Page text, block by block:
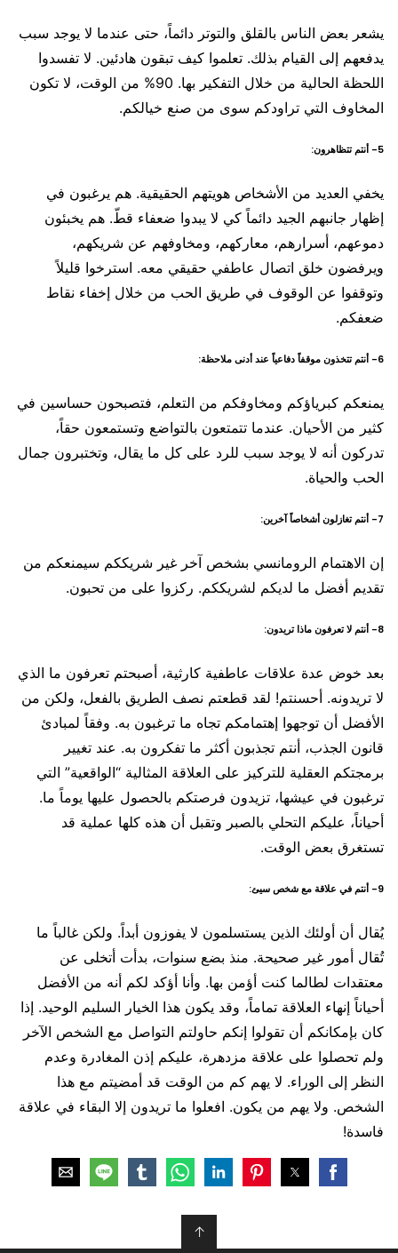
يشعر بعض الناس بالقلق والتوتر دائماً، حتى عندما لا يوجد سبب
يدفعهم إلى القيام بذلك. تعلموا كيف تبقون هادئين. لا تفسدوا
اللحظة الحالية من خلال التفكير بها. 90% من الوقت، لا تكون
المخاوف التي تراودكم سوى من صنع خيالكم.
5- أنتم تتظاهرون:
يخفي العديد من الأشخاص هويتهم الحقيقية. هم يرغبون في
إظهار جانبهم الجيد دائماً كي لا يبدوا ضعفاء قطّ. هم يخبئون
دموعهم، أسرارهم، معاركهم، ومخاوفهم عن شريكهم،
ويرفضون خلق اتصال عاطفي حقيقي معه. استرخوا قليلاً
وتوقفوا عن الوقوف في طريق الحب من خلال إخفاء نقاط
ضعفكم.
6- أنتم تتخذون موقفاً دفاعياً عند أدنى ملاحظة:
يمنعكم كبرياؤكم ومخاوفكم من التعلم، فتصبحون حساسين في
كثير من الأحيان. عندما تتمتعون بالتواضع وتستمعون حقاً،
تدركون أنه لا يوجد سبب للرد على كل ما يقال، وتختبرون جمال
الحب والحياة.
7- أنتم تغازلون أشخاصاً آخرين:
إن الاهتمام الرومانسي بشخص آخر غير شريككم سيمنعكم من
تقديم أفضل ما لديكم لشريككم. ركزوا على من تحبون.
8- أنتم لا تعرفون ماذا تريدون:
بعد خوض عدة علاقات عاطفية كارثية، أصبحتم تعرفون ما الذي
لا تريدونه. أحسنتم! لقد قطعتم نصف الطريق بالفعل، ولكن من
الأفضل أن توجهوا إهتمامكم تجاه ما ترغبون به. وفقاً لمبادئ
قانون الجذب، أنتم تجذبون أكثر ما تفكرون به. عند تغيير
برمجتكم العقلية للتركيز على العلاقة المثالية “الواقعية” التي
ترغبون في عيشها، تزيدون فرصتكم بالحصول عليها يوماً ما.
أحياناً، عليكم التحلي بالصبر وتقبل أن هذه كلها عملية قد
تستغرق بعض الوقت.
9- أنتم في علاقة مع شخص سيئ:
يُقال أن أولئك الذين يستسلمون لا يفوزون أبداً. ولكن غالباً ما
تُقال أمور غير صحيحة. منذ بضع سنوات، بدأت أتخلى عن
معتقدات لطالما كنت أؤمن بها. وأنا أؤكد لكم أنه من الأفضل
أحياناً إنهاء العلاقة تماماً، وقد يكون هذا الخيار السليم الوحيد. إذا
كان بإمكانكم أن تقولوا إنكم حاولتم التواصل مع الشخص الآخر
ولم تحصلوا على علاقة مزدهرة، عليكم إذن المغادرة وعدم
النظر إلى الوراء. لا يهم كم من الوقت قد أمضيتم مع هذا
الشخص. ولا يهم من يكون. افعلوا ما تريدون إلا البقاء في علاقة
فاسدة!
↑